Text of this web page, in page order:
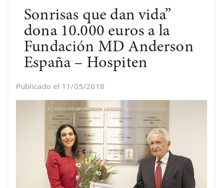
Sonrisas que dan vida”
dona 10.000 euros a la
Fundación MD Anderson
España – Hospiten
Publicado el 11/05/2018